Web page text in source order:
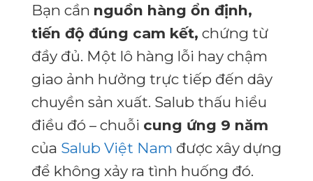
Bạn cần nguồn hàng ổn định,
tiến độ đúng cam kết, chứng từ
đầy đủ. Một lô hàng lỗi hay chậm
giao ảnh hưởng trực tiếp đến dây
chuyền sản xuất. Salub thấu hiểu
điều đó – chuỗi cung ứng 9 năm
của Salub Việt Nam được xây dựng
để không xảy ra tình huống đó.